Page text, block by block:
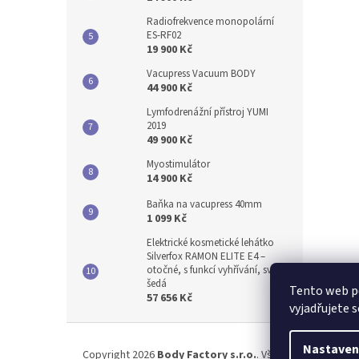
Tento web
vyjadřujete
Radiofrekvence monopolární
ES-RF02
19 900 Kč
Vacupress Vacuum BODY
44 900 Kč
Lymfodrenážní přístroj YUMI
2019
49 900 Kč
Myostimulátor
14 900 Kč
Baňka na vacupress 40mm
1 099 Kč
Elektrické kosmetické lehátko
Silverfox RAMON ELITE E4 –
otočné, s funkcí vyhřívání, světle
šedá
57 656 Kč
Copyright 2026 Body Factory s.r.o.. Všechna práva